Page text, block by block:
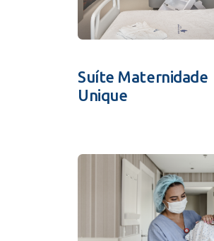
Suíte Maternidade
Unique